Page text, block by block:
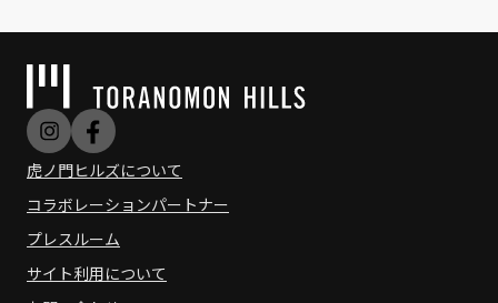
虎ノ門ヒルズについて
コラボレーションパートナー
プレスルーム
サイト利用について